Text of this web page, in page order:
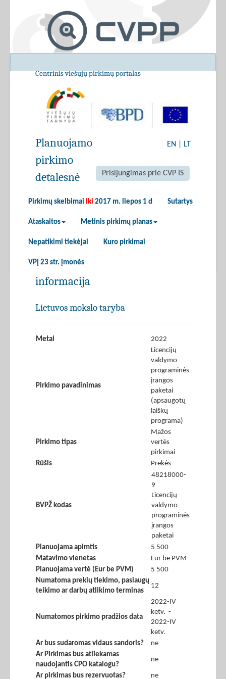
Centrinis viešųjų pirkimų portalas
EN LT
Prisijungimas prie CVP IS
Pirkimų skelbimai iki 2017 m. liepos 1 d Sutartys
Ataskaitos Metinis pirkimų planas
Nepatikimi tiekėjai Kuro pirkimai
VPĮ 23 str. įmonės
Planuojamo
pirkimo
detalesnė
informacija
Lietuvos mokslo taryba
Metai 2022
Pirkimo pavadinimas
Licencijų
valdymo
programinės
įrangos
paketai
(apsaugotų
laiškų
programa)
Pirkimo tipas
Mažos
vertės
pirkimai
Rūšis
Prekės
BVPŽ kodas
48218000-
9
Licencijų
valdymo
programinės
įrangos
paketai
Planuojama apimtis
5 500
Matavimo vienetas
Eur be PVM
Planuojama vertė (Eur be PVM)
5 500
Numatoma prekių tiekimo, paslaugų
teikimo ar darbų atlikimo terminas
12
Numatomos pirkimo pradžios data
2022-IV
ketv. -
2022-IV
ketv.
Ar bus sudaromas vidaus sandoris?
ne
Ar Pirkimas bus atliekamas
naudojantis CPO katalogu?
ne
Ar pirkimas bus rezervuotas? ne